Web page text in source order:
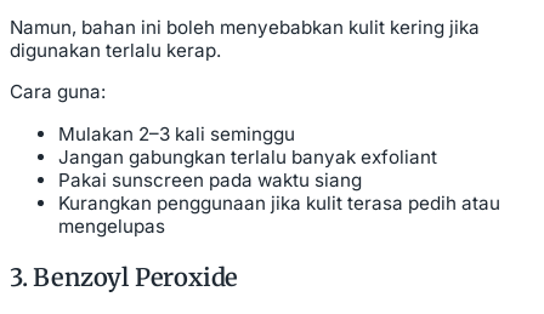
Namun, bahan ini boleh menyebabkan kulit kering jika
digunakan terlalu kerap.
Cara guna:
Mulakan 2–3 kali seminggu
Jangan gabungkan terlalu banyak exfoliant
Pakai sunscreen pada waktu siang
Kurangkan penggunaan jika kulit terasa pedih atau
mengelupas
3. Benzoyl Peroxide